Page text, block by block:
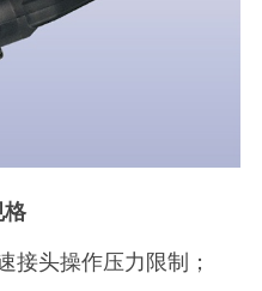
格
接头操作压力限制；